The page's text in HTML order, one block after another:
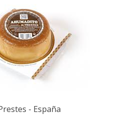
- España